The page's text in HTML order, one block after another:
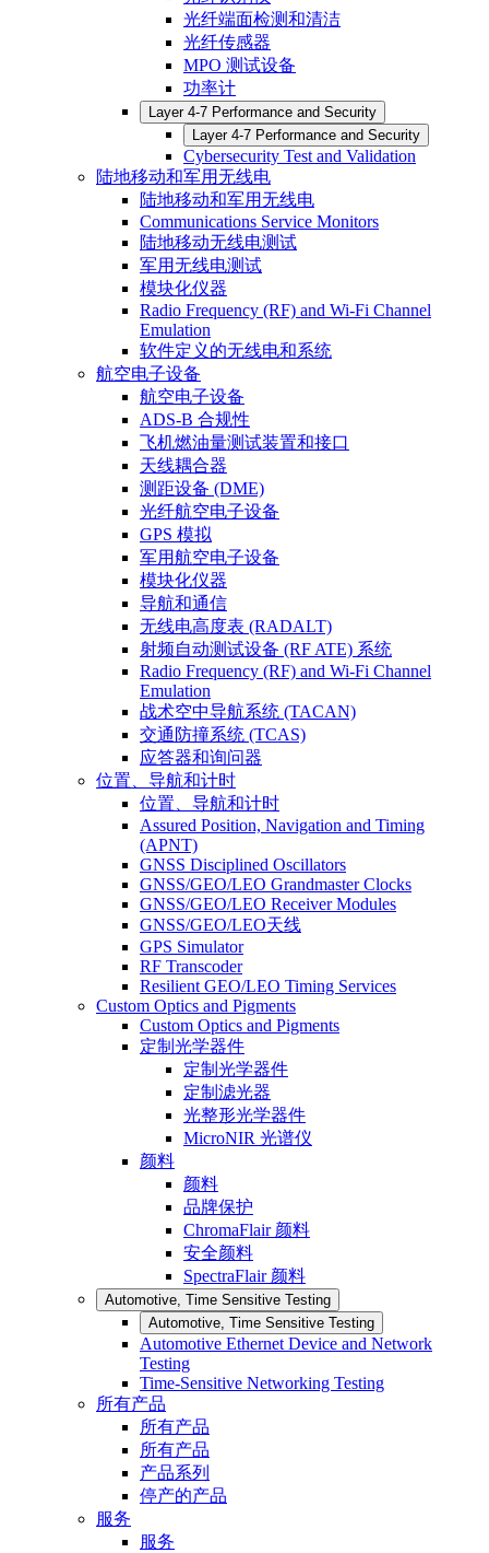
光纤端面检测和清洁
光纤传感器
MPO 测试设备
功率计
Layer 4-7 Performance and Security
Layer 4-7 Performance and Security
Cybersecurity Test and Validation
陆地移动和军用无线电
陆地移动和军用无线电
Communications Service Monitors
陆地移动无线电测试
军用无线电测试
模块化仪器
Radio Frequency (RF) and Wi-Fi Channel
Emulation
软件定义的无线电和系统
航空电子设备
航空电子设备
ADS-B 合规性
飞机燃油量测试装置和接口
天线耦合器
测距设备 (DME)
光纤航空电子设备
GPS 模拟
军用航空电子设备
模块化仪器
导航和通信
无线电高度表 (RADALT)
射频自动测试设备 (RF ATE) 系统
Radio Frequency (RF) and Wi-Fi Channel
Emulation
战术空中导航系统 (TACAN)
交通防撞系统 (TCAS)
应答器和询问器
位置、导航和计时
位置、导航和计时
Assured Position, Navigation and Timing
(APNT)
GNSS Disciplined Oscillators
GNSS/GEO/LEO Grandmaster Clocks
GNSS/GEO/LEO Receiver Modules
GNSS/GEO/LEO天线
GPS Simulator
RF Transcoder
Resilient GEO/LEO Timing Services
Custom Optics and Pigments
Custom Optics and Pigments
定制光学器件
定制光学器件
定制滤光器
光整形光学器件
MicroNIR 光谱仪
颜料
颜料
品牌保护
ChromaFlair 颜料
安全颜料
SpectraFlair 颜料
Automotive, Time Sensitive Testing
Automotive, Time Sensitive Testing
Automotive Ethernet Device and Network
Testing
Time-Sensitive Networking Testing
所有产品
所有产品
所有产品
产品系列
停产的产品
服务
服务